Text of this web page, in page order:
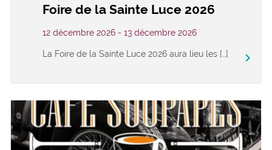
Foire de la Sainte Luce 2026
12 décembre 2026 - 13 décembre 2026
La Foire de la Sainte Luce 2026 aura lieu les […] keyboard_arrow_right